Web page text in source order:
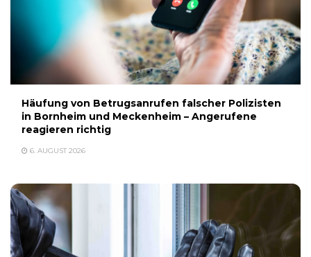
Häufung von Betrugsanrufen falscher Polizisten
in Bornheim und Meckenheim – Angerufene
reagieren richtig
6. AUGUST 2026